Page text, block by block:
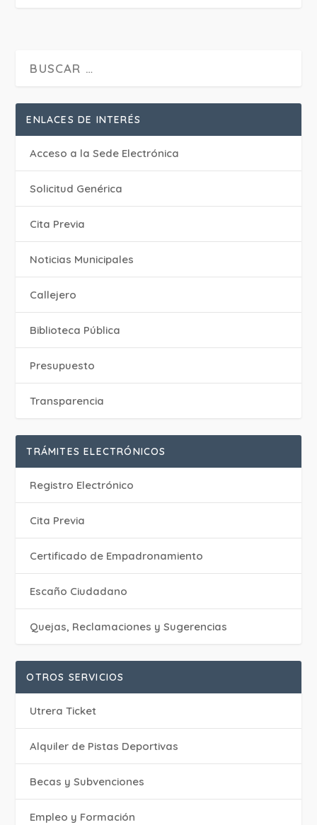
ENLACES DE INTERÉS
Acceso a la Sede Electrónica
Solicitud Genérica
Cita Previa
‎Noticias Municipales
Callejero
Biblioteca Pública
Presupuesto
Transparencia
TRÁMITES ELECTRÓNICOS
Registro Electrónico
Cita Previa
Certificado de Empadronamiento
Escaño Ciudadano
Quejas, Reclamaciones y Sugerencias
OTROS SERVICIOS
Utrera Ticket
Alquiler de Pistas Deportivas
Becas y Subvenciones
Empleo y Formación